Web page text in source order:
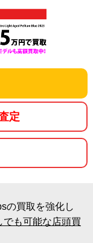
定
の買取を強化し
でも可能な店頭買